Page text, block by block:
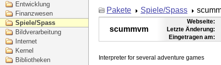
Entwicklung
Finanzwesen
Spiele/Spass
Bildverarbeitung
Internet
Kernel
Bibliotheken
Pakete
Spiele/Spass
scummvm
Webseite:
Letzte Änderung:
Eingetragen am: